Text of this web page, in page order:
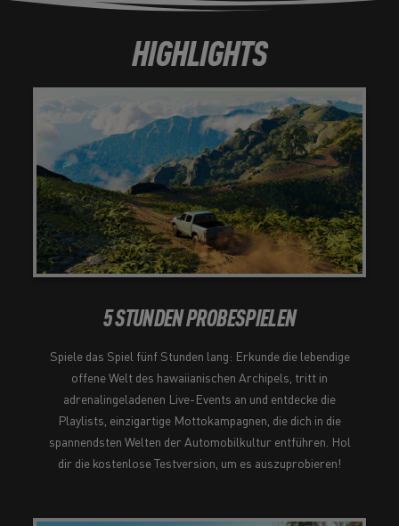
HIGHLIGHTS
5 STUNDEN PROBESPIELEN
Spiele das Spiel fünf Stunden lang: Erkunde die lebendige
offene Welt des hawaiianischen Archipels, tritt in
adrenalingeladenen Live-Events an und entdecke die
Playlists, einzigartige Mottokampagnen, die dich in die
spannendsten Welten der Automobilkultur entführen. Hol
dir die kostenlose Testversion, um es auszuprobieren!